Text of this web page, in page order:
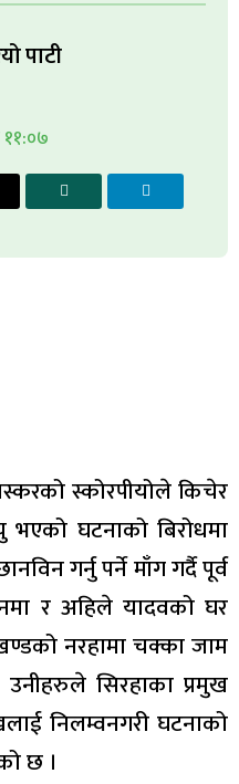
पाटी
स्कोरपीयोले किचेर
भएको घटनाको बिरोधमा
गर्नु पर्ने माँग गर्दै पूर्व
र अहिले यादवको घर
नरहामा चक्का जाम
उनीहरुले सिरहाका प्रमुख
निलम्वनगरी घटनाको
छ ।